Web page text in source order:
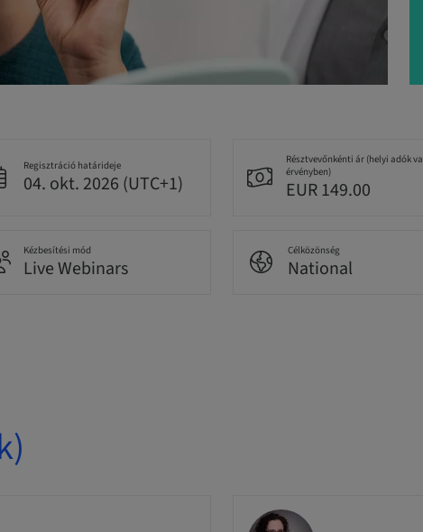
Regisztráció határideje
04. okt. 2026 (UTC+1)
Résztvevőnkénti ár (helyi adók
érvényben)
EUR 149.00
Kézbesítési mód
Live Webinars
Célközönség
National